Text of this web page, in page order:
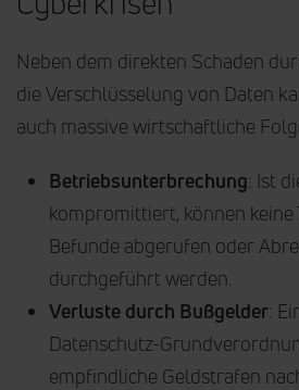
Neben dem direkten Schaden
die Verschlüsselung von Daten
auch massive wirtschaftliche
Betriebsunterbrechung: Ist
kompromittiert, können keine
Befunde abgerufen oder
durchgeführt werden.
Verluste durch Bußgelder:
Datenschutz-
empfindliche Geldstrafen